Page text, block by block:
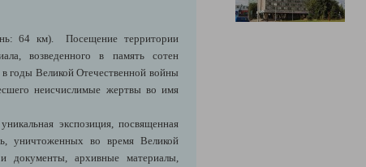
64 км). Посещение территории
возведенного в память сотен
годы Великой Отечественной войны
неисчислимые жертвы во имя
экспозиция, посвященная
уничтоженных во время Великой
документы, архивные материалы,